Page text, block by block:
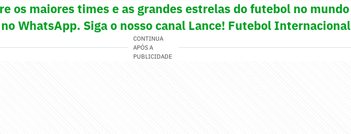
os maiores times e as grandes estrelas do futebol no mundo
WhatsApp. Siga o nosso canal Lance! Futebol Internacional
CONTINUA
APÓS A
PUBLICIDADE